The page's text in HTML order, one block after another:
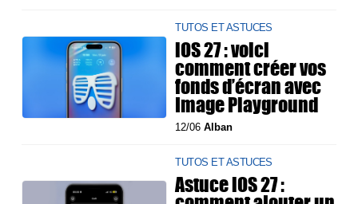
TUTOS ET ASTUCES
iOS 27 : voici
comment créer vos
fonds d’écran avec
Image Playground
12/06Alban
TUTOS ET ASTUCES
Astuce iOS 27 :